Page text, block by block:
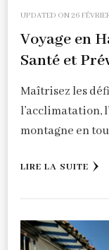
UPDATED ON26
Voyage en
Santé et
Maîtrisez les
l’acclimatation,
montagne en
LIRE LA SUITE